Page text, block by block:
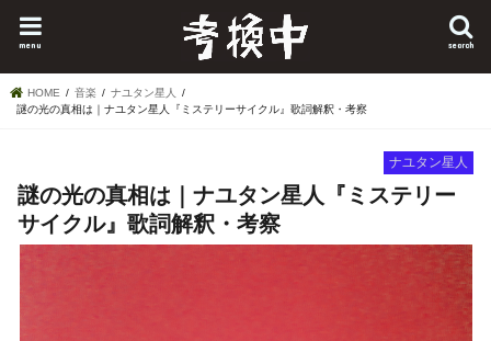
search
menu
HOME 音楽
ナユタン星人
謎の光の真相は｜ナユタン星人『ミステリーサイクル』歌詞解釈・考察
ナユタン星人
謎の光の真相は｜ナユタン星人『ミステリー
サイクル』歌詞解釈・考察